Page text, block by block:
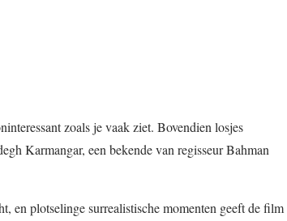
zoals je vaak ziet. Bovendien losjes
Karmangar, een bekende van regisseur Bahman
en plotselinge surrealistische momenten geeft de film